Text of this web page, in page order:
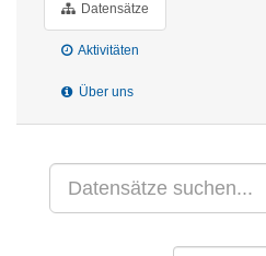
Datensätze
Aktivitäten
Über uns